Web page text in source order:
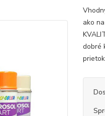
ako
dobré